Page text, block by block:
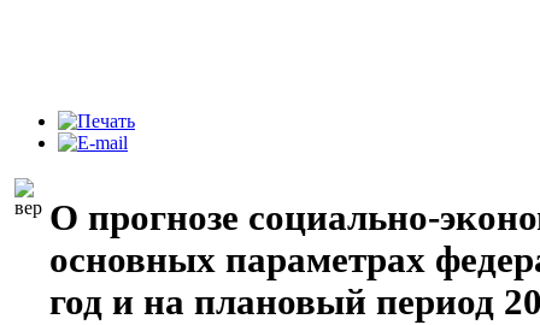
О прогнозе социально-
основных параметрах
год и на плановый период